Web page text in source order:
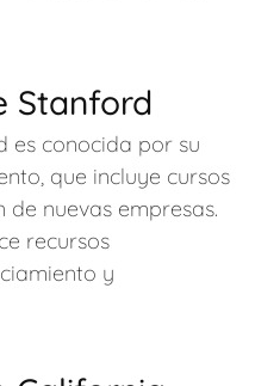
Stanford
es conocida por su
que incluye cursos
nuevas empresas.
recursos
y